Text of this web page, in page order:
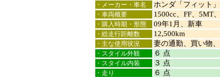
・メーカー・車名 ホンダ「フィット」
・車両概要 1500cc、FF、5MT
・購入時期・形態 09年1月、新車
・総走行距離数 12,500km
・主な使用状況 妻の通勤、買い物
・スタイル外観 ６ 点
・スタイル内装 ３ 点
・走り ６ 点